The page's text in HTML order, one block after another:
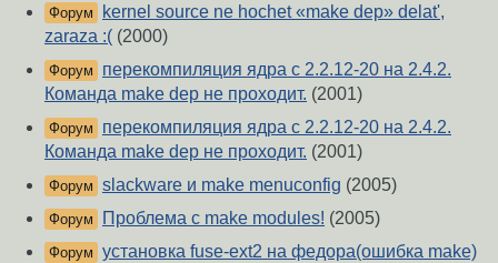
Форум
kernel source ne hochet «make dep» delat',
zaraza :( (2000)
Форум
перекомпиляция ядра с 2.2.12-20 на 2.4.2.
Команда make dep не проходит. (2001)
Форум
перекомпиляция ядра с 2.2.12-20 на 2.4.2.
Команда make dep не проходит. (2001)
Форум slackware и make menuconfig (2005)
Форум Проблема с make modules! (2005)
Форум установка fuse-ext2 на федора(ошибка make)